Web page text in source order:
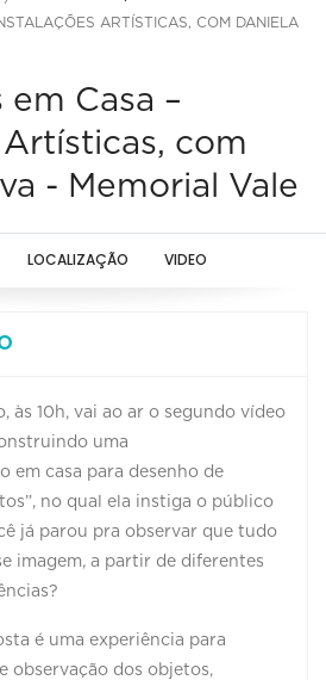
ARTÍSTICAS, COM DANIELA
Casa –
Artísticas, com
- Memorial Vale
LOCALIZAÇÃO VIDEO
às 10h, vai ao ar o segundo vídeo
uma
em casa para desenho de
no qual ela instiga o público
já parou pra observar que tudo
imagem, a partir de diferentes
é uma experiência para
observação dos objetos,